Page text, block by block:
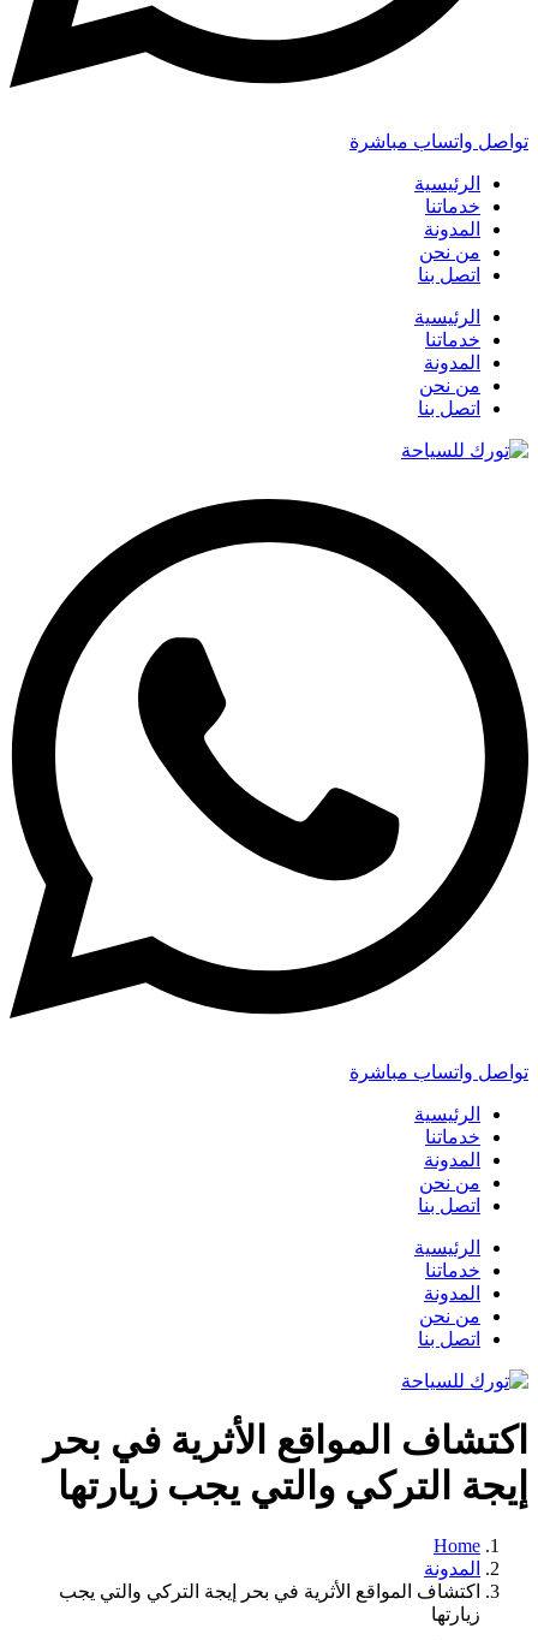
تواصل واتساب مباشرة
الرئيسية
خدماتنا
المدونة
من نحن
اتصل بنا
الرئيسية
خدماتنا
المدونة
من نحن
اتصل بنا
تواصل واتساب مباشرة
الرئيسية
خدماتنا
المدونة
من نحن
اتصل بنا
الرئيسية
خدماتنا
المدونة
من نحن
اتصل بنا
اكتشاف المواقع الأثرية في بحر
إيجة التركي والتي يجب زيارتها
Home
المدونة
اكتشاف المواقع الأثرية في بحر إيجة التركي والتي يجب
زيارتها